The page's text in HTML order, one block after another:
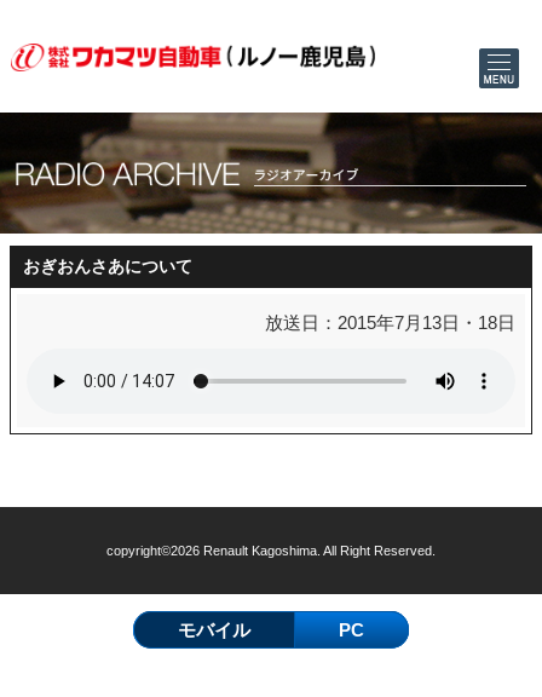
おぎおんさあについて
放送日：2015年7月13日・18日
copyright©2026 Renault Kagoshima. All Right Reserved.
モバイル PC